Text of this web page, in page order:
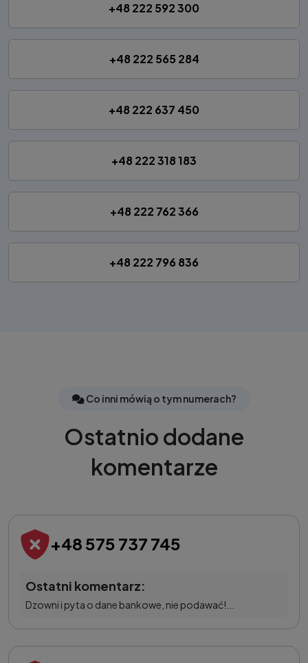
+48 222 592 300
+48 222 565 284
+48 222 637 450
+48 222 318 183
+48 222 762 366
+48 222 796 836
Co inni mówią o tym numerach?
Ostatnio dodane
komentarze
+48 575 737 745
Ostatni komentarz:
Dzowni i pyta o dane bankowe, nie podawać!...